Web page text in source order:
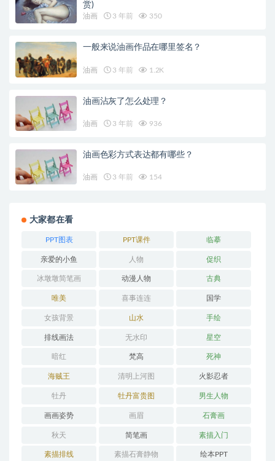
赏)
油画 3 年前 350
一般来说油画作品在哪里签名？
油画 3 年前 1.2K
油画沾灰了怎么处理？
油画 3 年前 936
油画色彩方式表达都有哪些？
油画 3 年前 154
大家都在看
PPT图表 PPT课件 临摹
亲爱的小鱼 人物 促织
冰墩墩简笔画 动漫人物 古典
唯美 喜事连连 国学
女孩背景 山水 手绘
排线画法 无水印 星空
暗红 梵高 死神
海贼王 清明上河图 火影忍者
牡丹 牡丹富贵图 男生人物
画画姿势 画眉 石膏画
秋天 简笔画 素描入门
素描排线 素描石膏静物 绘本PPT